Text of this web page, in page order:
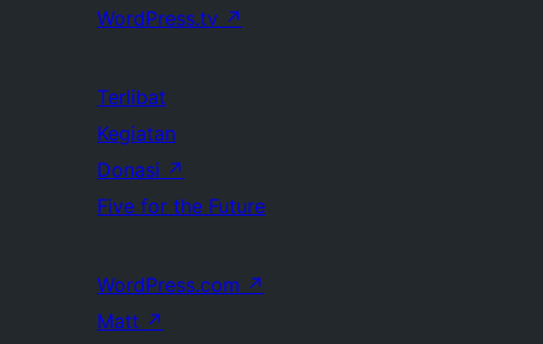
WordPress.tv ↗
Terlibat
Kegiatan
Donasi ↗
Five for the Future
WordPress.com ↗
Matt ↗